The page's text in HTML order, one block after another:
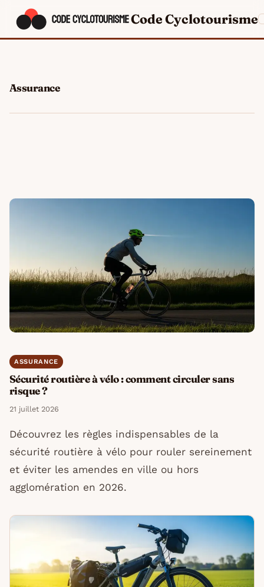
Code Cyclotourisme
Assurance
ASSURANCE
Sécurité routière à vélo : comment circuler sans
risque ?
21 juillet 2026
Découvrez les règles indispensables de la
sécurité routière à vélo pour rouler sereinement
et éviter les amendes en ville ou hors
agglomération en 2026.